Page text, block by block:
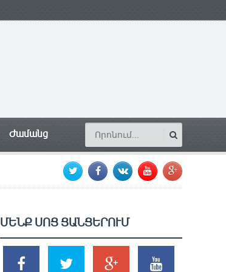
Ժամանց
ՄԵՆՔ ՍՈՑ ՑԱՆՑԵՐՈՒՄ
2k
SHARES
1.5k
TWEETS
203
SHARES
620
SHARES